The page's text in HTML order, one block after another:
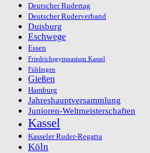
Deutscher Rudertag
Deutscher Ruderverband
Duisburg
Eschwege
Essen
Friedrichsgymnasium Kassel
Fühlingen
Gießen
Hamburg
Jahreshauptversammlung
Junioren-Weltmeisterschaften
Kassel
Kasseler Ruder-Regatta
Köln